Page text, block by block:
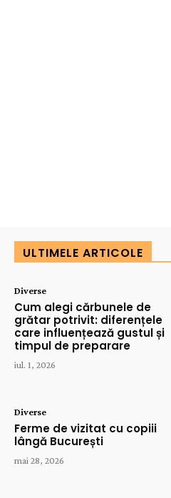
ULTIMELE ARTICOLE
Diverse
Cum alegi cărbunele de
grătar potrivit: diferențele
care influențează gustul și
timpul de preparare
iul. 1, 2026
Diverse
Ferme de vizitat cu copiii
lângă București
mai 28, 2026